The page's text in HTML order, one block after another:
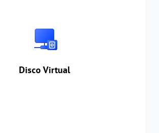
Disco Virtual
virtuales (VHD/VHDX) para una
de almacenamiento eficiente.